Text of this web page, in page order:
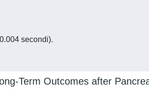
secondi).
Term Outcomes after